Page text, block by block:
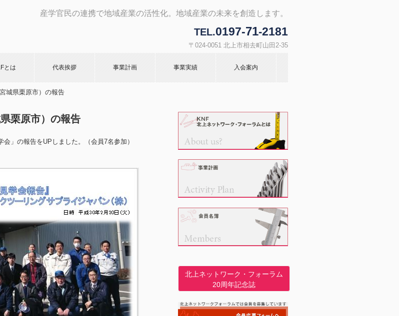
産学官民の連携で地域産業の活性化。地域産業の未来を創造します。
TEL.0197-71-2181
〒024-0051 北上市相去町山田2-35
とは 代表挨拶 事業計画 事業実績 入会案内
城県栗原市）の報告
栗原市）の報告
」の報告をUPしました。（会員7名参加）
北上ネットワーク・フォーラム
20周年記念誌